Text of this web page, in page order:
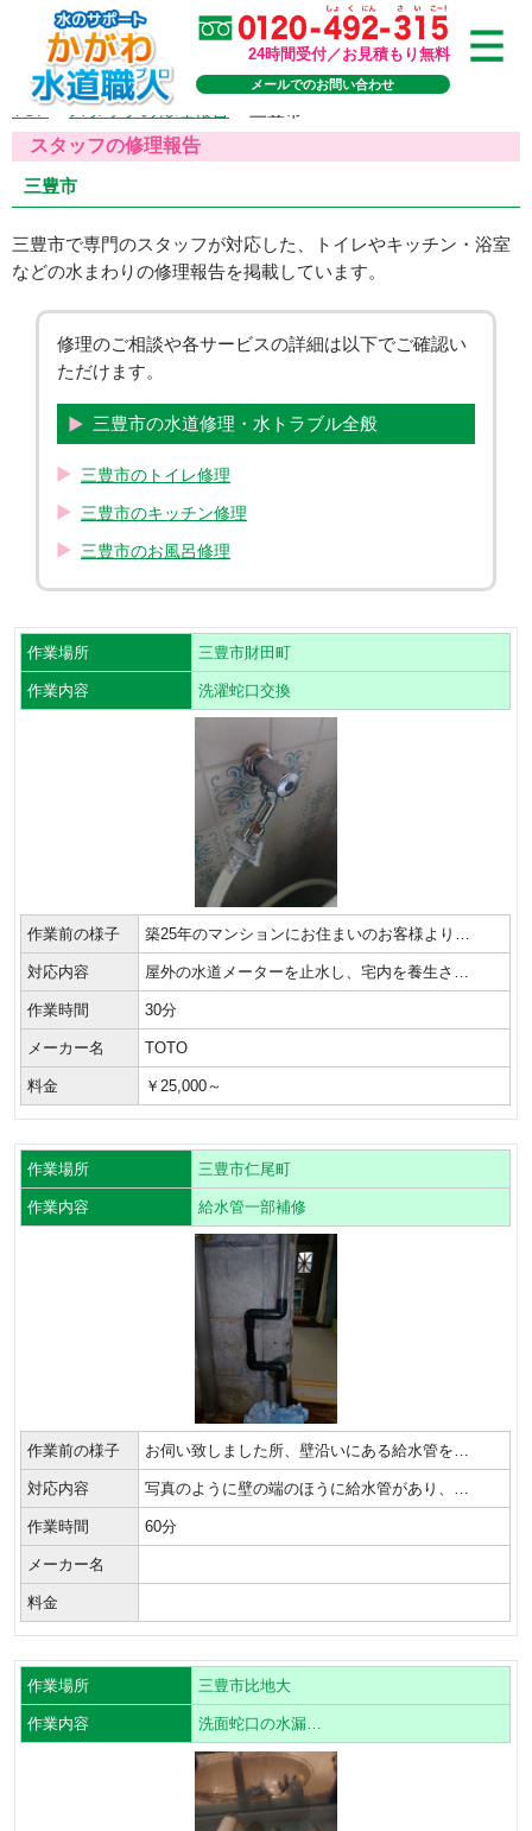
24時間受付／お見積もり無料
メールでのお問い合わせ
TOP>スタッフの修理報告
スタッフの修理報告
三豊市
三豊市で専門のスタッフが対応した、トイレやキッチン・浴室
などの水まわりの修理報告を掲載しています。
修理のご相談や各サービスの詳細は以下でご確認い
ただけます。
三豊市の水道修理・水トラブル全般
三豊市のトイレ修理
三豊市のキッチン修理
三豊市のお風呂修理
作業場所 三豊市財田町
作業内容 洗濯蛇口交換
作業前の様子 築25年のマンションにお住まいのお客様より…
対応内容 屋外の水道メーターを止水し、宅内を養生さ…
作業時間 30分
メーカー名 TOTO
料金 ￥25,000～
作業場所 三豊市仁尾町
作業内容 給水管一部補修
作業前の様子 お伺い致しました所、壁沿いにある給水管を…
対応内容 写真のように壁の端のほうに給水管があり、…
作業時間 60分
メーカー名
料金
作業場所 三豊市比地大
作業内容 洗面蛇口の水漏…